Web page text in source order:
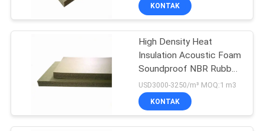
KUALITAS
Lembaran Karet
31
KONTAK
High Density Heat
Insulation Acoustic Foam
Soundproof NBR Rubber
Board
USD3000-3250/m³ MOQ:1 m3
KONTAK